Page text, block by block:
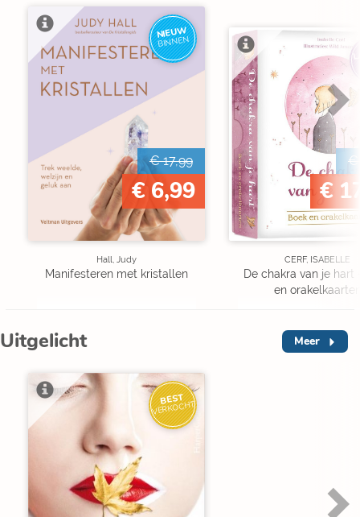
NIEUW
BINNEN
€ 17,99
€ 6,99
Hall, Judy
Manifesteren met kristallen
€
€
CERF, ISABELLE
De chakra van je hart
en
Uitgelicht Meer
BEST
VERKOCHT